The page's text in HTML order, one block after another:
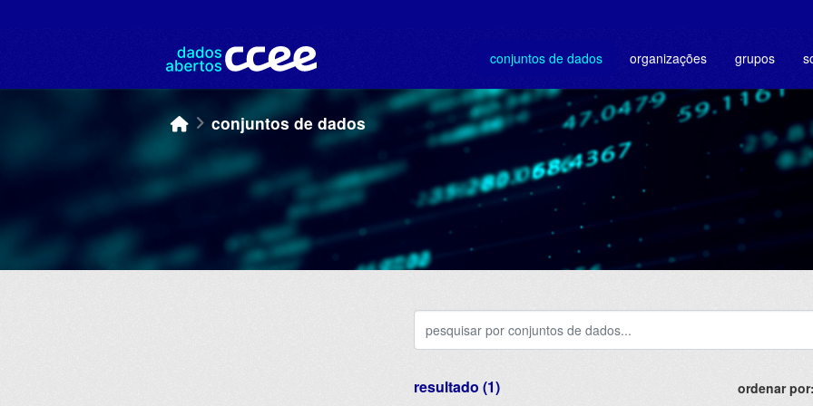
conjuntos de dados organizações grupos
conjuntos de dados
ordenar por
resultado (1)